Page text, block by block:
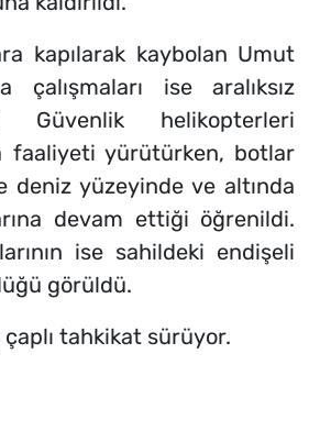
kapılarak kaybolan Umut
çalışmaları ise aralıksız
Güvenlik helikopterleri
faaliyeti yürütürken, botlar
deniz yüzeyinde ve altında
devam ettiği öğrenildi.
ise sahildeki endişeli
görüldü.
tahkikat sürüyor.